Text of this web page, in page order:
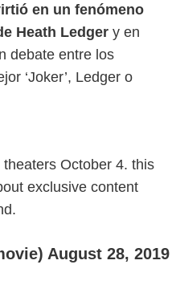
en un fenómeno
Heath Ledger y en
debate entre los
‘Joker’, Ledger o
theaters October 4. this
exclusive content
August 28, 2019